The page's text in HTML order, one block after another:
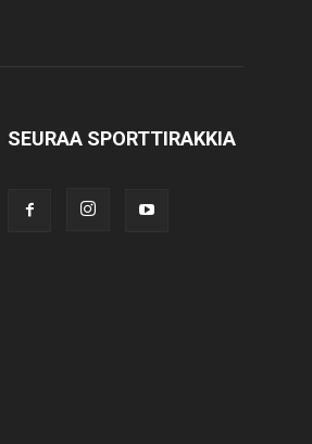
SEURAA SPORTTIRAKKIA